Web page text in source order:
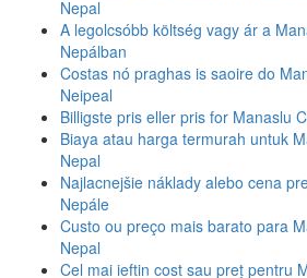
Nepal
A legolcsóbb költség vagy ár a
Nepálban
Costas nó praghas is saoire do
Neipeal
Billigste pris eller pris for Manaslu
Biaya atau harga termurah untuk
Nepal
Najlacnejšie náklady alebo cena
Nepále
Custo ou preço mais barato para
Nepal
Cel mai ieftin cost sau preț pentru